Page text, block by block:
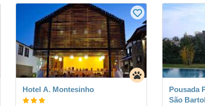
Hotel A. Montesinho
Pousada
São